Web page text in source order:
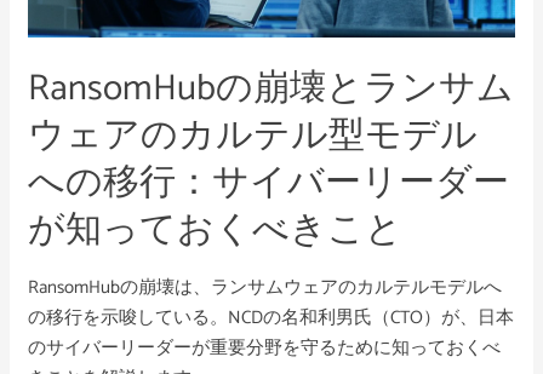
RansomHubの崩壊とランサム
ウェアのカルテル型モデル
への移行：サイバーリーダー
が知っておくべきこと
RansomHubの崩壊は、ランサムウェアのカルテルモデルへ
の移行を示唆している。NCDの名和利男氏（CTO）が、日本
のサイバーリーダーが重要分野を守るために知っておくべ
ム
ウ
ェ
ア
カ
テ
ル
型